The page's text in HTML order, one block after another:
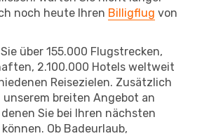
noch heute Ihren Billigflug von
über 155.000 Flugstrecken,
2.100.000 Hotels weltweit
Reisezielen. Zusätzlich
breiten Angebot an
Sie bei Ihren nächsten
Ob Badeurlaub,